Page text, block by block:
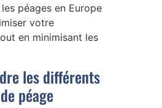
péages en Europe
votre
en minimisant les
les différents
péage